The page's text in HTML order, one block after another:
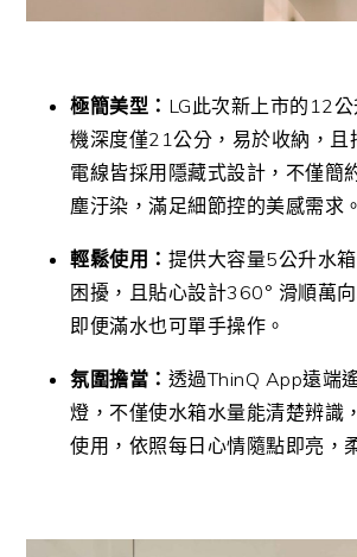
極簡美型： LG此次新上市的12
機深度僅21公分，易於收納，且
電線皆採用隱藏式設計，不僅簡
塵汙染，滿足細節控的美感需求。
輕鬆使用： 提供大容量5公升水
困擾，且貼心設計360° 滑順萬
即便滿水也可單手操作。
氛圍擔當： 透過ThinQ App遠端
燈，不僅使水箱水量能清楚辨識
使用，依照每日心情隨點即亮，